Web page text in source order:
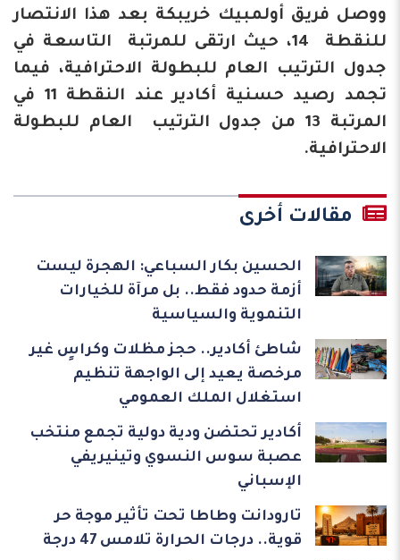
ووصل فريق أولمبيك خريبكة بعد هذا الانتصار
للنقطة 14، حيث ارتقى للمرتبة التاسعة في
جدول الترتيب العام للبطولة الاحترافية، فيما
تجمد رصيد حسنية أكادير عند النقطة 11 في
المرتبة 13 من جدول الترتيب العام للبطولة
الاحترافية.
مقالات أخرى
الحسين بكار السباعي: الهجرة ليست
أزمة حدود فقط.. بل مرآة للخيارات
التنموية والسياسية
شاطئ أكادير.. حجز مظلات وكراسٍ غير
مرخصة يعيد إلى الواجهة تنظيم
استغلال الملك العمومي
أكادير تحتضن ودية دولية تجمع منتخب
عصبة سوس النسوي وتينيريفي
الإسباني
تارودانت وطاطا تحت تأثير موجة حر
قوية.. درجات الحرارة تلامس 47 درجة